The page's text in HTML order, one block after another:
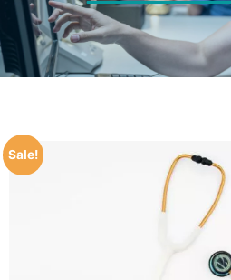
Sale!